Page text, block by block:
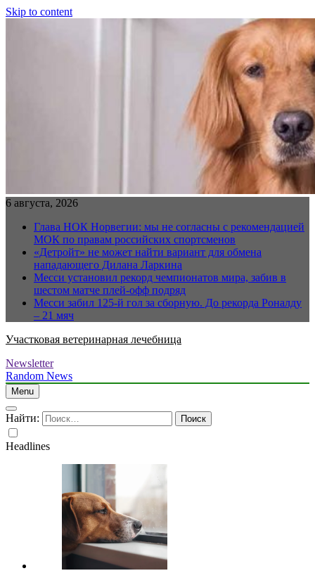
Skip to content
6 августа, 2026
Глава НОК Норвегии: мы не согласны с рекомендацией
МОК по правам российских спортсменов
«Детройт» не может найти вариант для обмена
нападающего Дилана Ларкина
Месси установил рекорд чемпионатов мира, забив в
шестом матче плей‑офф подряд
Месси забил 125-й гол за сборную. До рекорда Роналду
– 21 мяч
Участковая ветеринарная лечебница
Newsletter
Random News
Menu
Найти:
Headlines